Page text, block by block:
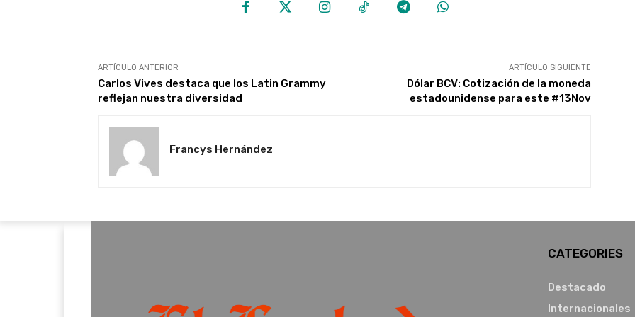
ARTÍCULO ANTERIOR
Carlos Vives destaca que los Latin Grammy
reflejan nuestra diversidad
ARTÍCULO SIGUIENTE
Dólar BCV: Cotización de la moneda
estadounidense para este #13Nov
Francys Hernández
CATEGORIES
Destacado
Internacionales